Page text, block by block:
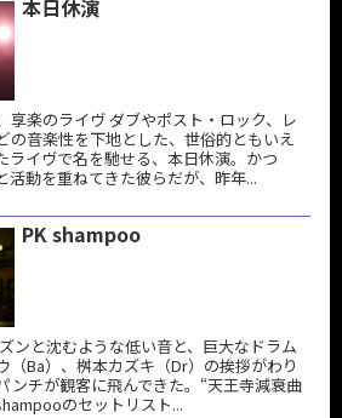
本日休演
享楽のライヴ ダブやポスト・ロック、レ
の音楽性を下地とした、世俗的ともいえ
ライヴで名を馳せる、本日休演。かつ
活動を重ねてきた彼らだが、昨年...
PK shampoo
ンと沈むような低い音と、巨大なドラム
（Ba）、桝本カズキ（Dr）の挨拶がわり
ンチが観客に飛んできた。“天王寺減衰曲
のセットリスト...